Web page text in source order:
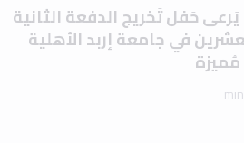
حَفل تَخريج الدفعة الثانية
في جامعة إربد الأهلية